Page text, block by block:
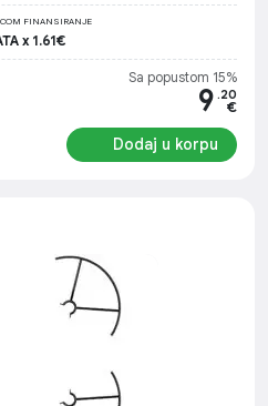
FINANSIRANJE
x 1.61€
Sa popustom 15%
9 .20
€
Dodaj u korpu